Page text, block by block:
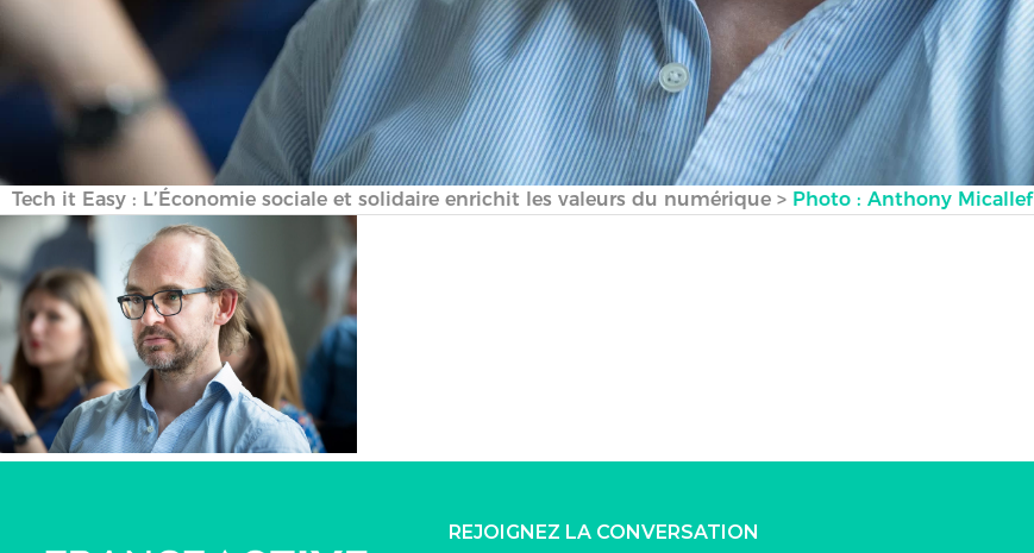
Tech it Easy : L’Économie sociale et solidaire enrichit les valeurs du numérique > Photo : Anthony Micallef
REJOIGNEZ LA CONVERSATION